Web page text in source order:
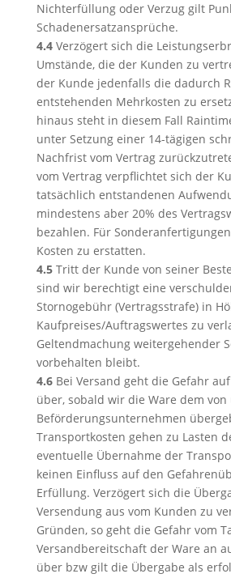
Nichterfüllung oder Verzug gilt
Schadenersatzansprüche.
4.4Verzögert sich die
Umstände, die der Kunden zu
der Kunde jedenfalls die dadurch
entstehenden Mehrkosten zu
hinaus steht in diesem Fall
unter Setzung einer 14-tägigen
Nachfrist vom Vertrag
vom Vertrag verpflichtet sich der
tatsächlich entstandenen
mindestens aber 20% des
bezahlen. Für
Kosten zu erstatten.
4.5Tritt der Kunde von seiner
sind wir berechtigt eine
Stornogebühr (Vertragsstrafe) in
Kaufpreises/Auftragswertes zu
Geltendmachung weitergehender
vorbehalten bleibt.
4.6Bei Versand geht die Gefahr
über, sobald wir die Ware dem
Beförderungsunternehmen
Transportkosten gehen zu Lasten
eventuelle Übernahme der
keinen Einfluss auf den
Erfüllung. Verzögert sich die
Versendung aus vom Kunden zu
Gründen, so geht die Gefahr vom
Versandbereitschaft der Ware an
über bzw gilt die Übergabe als